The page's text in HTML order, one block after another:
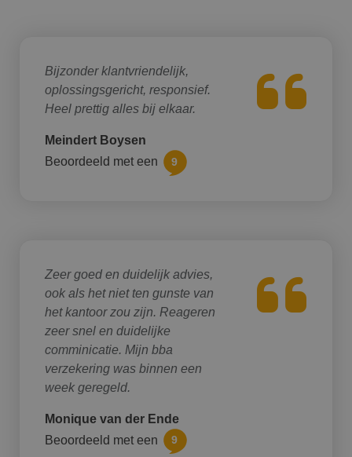
Bijzonder klantvriendelijk,
oplossingsgericht, responsief.
Heel prettig alles bij elkaar.
Meindert Boysen
Beoordeeld met een
9
Zeer goed en duidelijk advies,
ook als het niet ten gunste van
het kantoor zou zijn. Reageren
zeer snel en duidelijke
comminicatie. Mijn bba
verzekering was binnen een
week geregeld.
Monique van der Ende
Beoordeeld met een
9